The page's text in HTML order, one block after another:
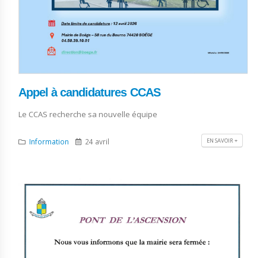
Appel à candidatures CCAS
Le CCAS recherche sa nouvelle équipe
Information 24 avril EN SAVOIR +